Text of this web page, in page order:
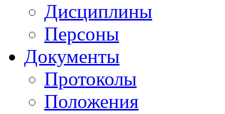
Дисциплины
Персоны
Документы
Протоколы
Положения